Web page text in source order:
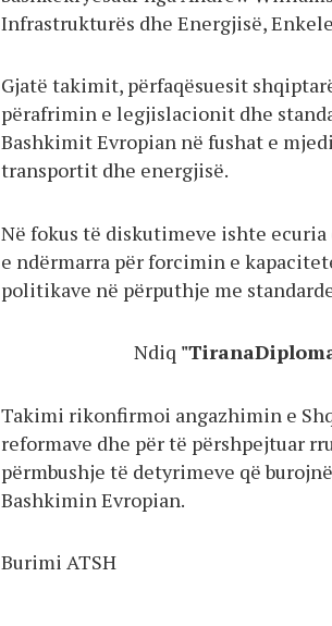
Infrastrukturës dhe Energjisë,
Gjatë takimit, përfaqësuesit
përafrimin e legjislacionit dhe
Bashkimit Evropian në fushat e
transportit dhe energjisë.
Në fokus të diskutimeve ishte
e ndërmarra për forcimin e
politikave në përputhje me
Ndiq
Takimi rikonfirmoi angazhimin e
reformave dhe për të përshpejtuar
përmbushje të detyrimeve që
Bashkimin Evropian.
Burimi ATSH